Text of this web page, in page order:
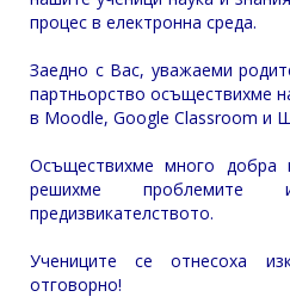
процес в електронна среда.
Заедно с Вас, уважаеми
партньорство осъществихме
в Moodle, Google Classroom и
Осъществихме много добра
решихме проблемите
предизвикателството.
Учениците се отнесоха
отговорно!